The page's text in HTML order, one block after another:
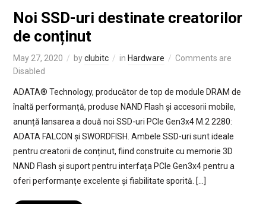
Noi SSD-uri destinate creatorilor
de conținut
May 27, 2020 byclubitc in Hardware
Comments are
Disabled
ADATA® Technology, producător de top de module DRAM de
înaltă performanță, produse NAND Flash și accesorii mobile,
anunță lansarea a două noi SSD-uri PCIe Gen3x4 M.2 2280:
ADATA FALCON și SWORDFISH. Ambele SSD-uri sunt ideale
pentru creatorii de conținut, fiind construite cu memorie 3D
NAND Flash și suport pentru interfața PCIe Gen3x4 pentru a
oferi performanțe excelente și fiabilitate sporită. […]